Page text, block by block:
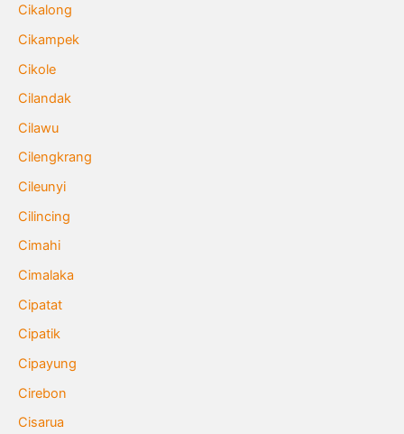
Cikalong
Cikampek
Cikole
Cilandak
Cilawu
Cilengkrang
Cileunyi
Cilincing
Cimahi
Cimalaka
Cipatat
Cipatik
Cipayung
Cirebon
Cisarua